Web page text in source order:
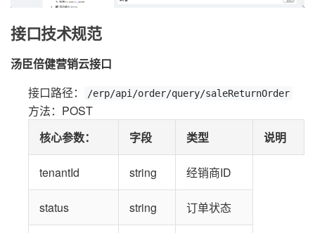
接口技术规范
汤臣倍健营销云接口
接口路径：
/erp/api/order/query/saleReturnOrder
方法：POST
核心参数：
字段 类型 说明
tenantId string 经销商ID
status string 订单状态